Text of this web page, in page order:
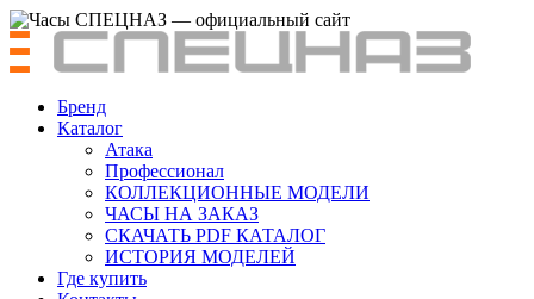
Бренд
Каталог
Атака
Профессионал
КОЛЛЕКЦИОННЫЕ МОДЕЛИ
ЧАСЫ НА ЗАКАЗ
СКАЧАТЬ PDF КАТАЛОГ
ИСТОРИЯ МОДЕЛЕЙ
Где купить